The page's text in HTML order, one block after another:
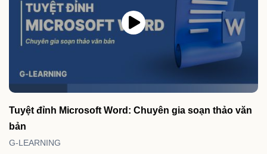
Tuyệt đỉnh Microsoft Word: Chuyên gia soạn thảo văn
bản
G-LEARNING